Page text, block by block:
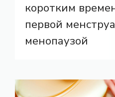
коротким
первой
менопаузой